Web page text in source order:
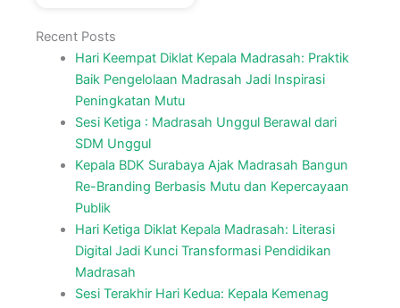
Recent Posts
Hari Keempat Diklat Kepala Madrasah: Praktik
Baik Pengelolaan Madrasah Jadi Inspirasi
Peningkatan Mutu
Sesi Ketiga : Madrasah Unggul Berawal dari
SDM Unggul
Kepala BDK Surabaya Ajak Madrasah Bangun
Re-Branding Berbasis Mutu dan Kepercayaan
Publik
Hari Ketiga Diklat Kepala Madrasah: Literasi
Digital Jadi Kunci Transformasi Pendidikan
Madrasah
Sesi Terakhir Hari Kedua: Kepala Kemenag